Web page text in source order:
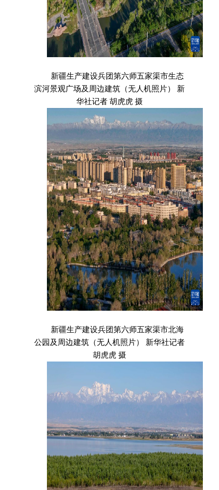
新疆生产建设兵团第六师五家渠市生态
滨河景观广场及周边建筑（无人机照片） 新
华社记者 胡虎虎 摄
新疆生产建设兵团第六师五家渠市北海
公园及周边建筑（无人机照片） 新华社记者
胡虎虎 摄